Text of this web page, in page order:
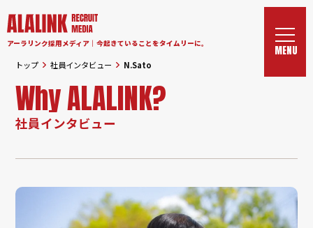
アーラリンク採用メディア｜今起きていることをタイムリーに。
トップ 社員インタビュー N.Sato
Why ALALINK?
社員インタビュー